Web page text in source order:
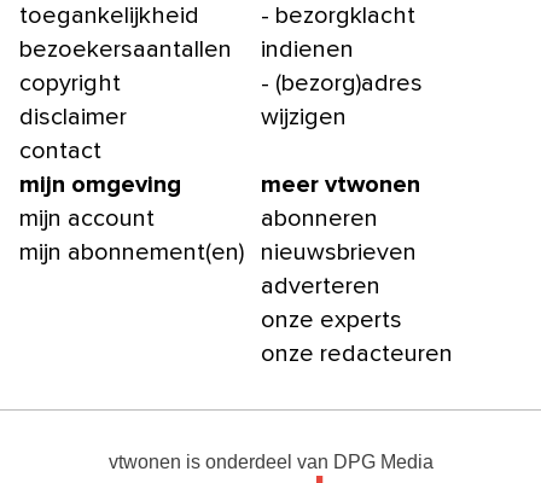
toegankelijkheid
bezoekersaantallen
copyright
disclaimer
contact
- bezorgklacht
indienen
- (bezorg)adres
wijzigen
mijn omgeving
mijn account
mijn abonnement(en)
meer vtwonen
abonneren
nieuwsbrieven
adverteren
onze experts
onze redacteuren
vtwonen is onderdeel van DPG Media